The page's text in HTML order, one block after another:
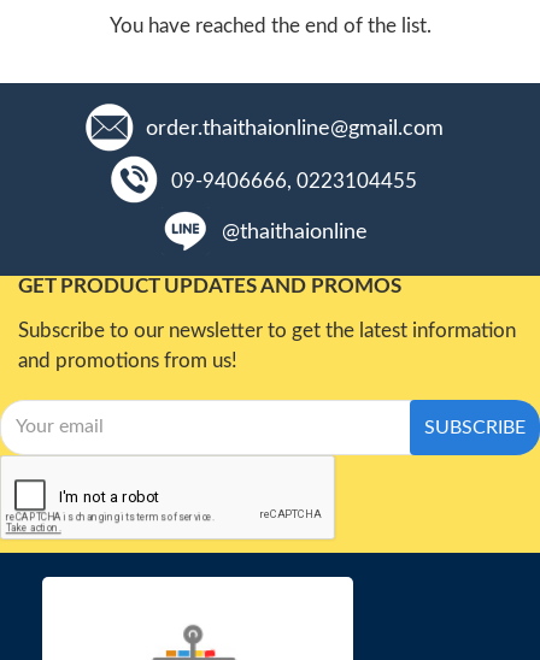
You have reached the end of the list.
order.thaithaionline@gmail.com
09-9406666, 0223104455
@thaithaionline
GET PRODUCT UPDATES AND PROMOS
Subscribe to our newsletter to get the latest information
and promotions from us!
SUBSCRIBE